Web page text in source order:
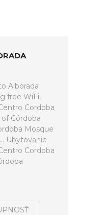
Alborada
free WiFi,
Cordoba
Córdoba
Mosque
Ubytovanie
Cordoba